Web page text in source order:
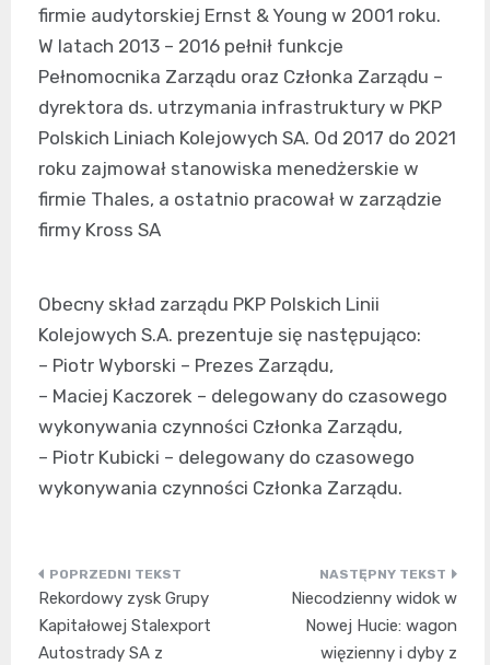
firmie audytorskiej Ernst & Young w 2001 roku.
W latach 2013 – 2016 pełnił funkcje
Pełnomocnika Zarządu oraz Członka Zarządu –
dyrektora ds. utrzymania infrastruktury w PKP
Polskich Liniach Kolejowych SA. Od 2017 do 2021
roku zajmował stanowiska menedżerskie w
firmie Thales, a ostatnio pracował w zarządzie
firmy Kross SA
Obecny skład zarządu PKP Polskich Linii
Kolejowych S.A. prezentuje się następująco:
– Piotr Wyborski – Prezes Zarządu,
– Maciej Kaczorek – delegowany do czasowego
wykonywania czynności Członka Zarządu,
– Piotr Kubicki – delegowany do czasowego
wykonywania czynności Członka Zarządu.
Nawigacja
wpisu
Rekordowy zysk Grupy
Kapitałowej Stalexport
Autostrady SA z
Niecodzienny widok w
Nowej Hucie: wagon
więzienny i dyby z